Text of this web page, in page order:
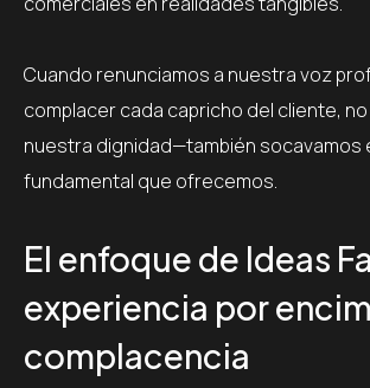
Cuando renunciamos a nuestra voz
complacer cada capricho del cliente,
nuestra dignidad—también socavamos
fundamental que ofrecemos.
El enfoque de Ideas
experiencia por
complacencia